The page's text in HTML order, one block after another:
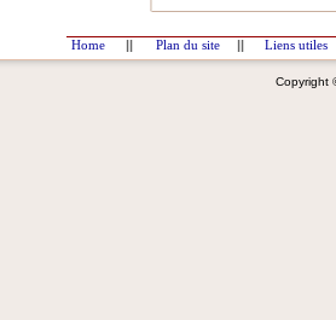
Home || Plan du site || Liens utiles
Copyright